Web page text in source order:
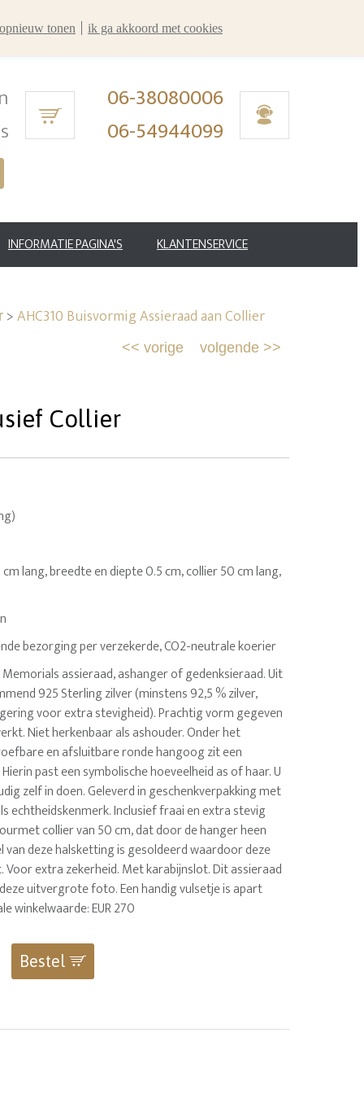
06-38080006
06-54944099
INFORMATIE PAGINA'S KLANTENSERVICE
>AHC310 Buisvormig Assieraad aan Collier
volgende >>
<< vorige
Collier
cm lang, breedte en diepte 0.5 cm, collier 50 cm lang,
bezorging per verzekerde, CO2-neutrale koerier
assieraad, ashanger of gedenksieraad. Uit
925 Sterling zilver (minstens 92,5 % zilver,
voor extra stevigheid). Prachtig vorm gegeven
Niet herkenbaar als ashouder. Onder het
en afsluitbare ronde hangoog zit een
past een symbolische hoeveelheid as of haar. U
zelf in doen. Geleverd in geschenkverpakking met
echtheidskenmerk. Inclusief fraai en extra stevig
collier van 50 cm, dat door de hanger heen
van deze halsketting is gesoldeerd waardoor deze
extra zekerheid. Met karabijnslot. Dit assieraad
uitvergrote foto. Een handig vulsetje is apart
winkelwaarde: EUR 270
Bestel
tonen
ik ga akkoord met cookies